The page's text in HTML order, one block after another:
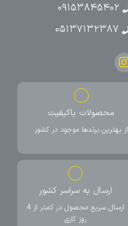
۰۹۱۵۳۸۴۵۴۰۲
۰۵۱۳۷۱۳۲۳۸۷
محصولات باکیفیت
از بهترین برندها موجود در کشور
ارسال به سراسر کشور
ارسال سریع محصول در کمتر از 4
روز کاری